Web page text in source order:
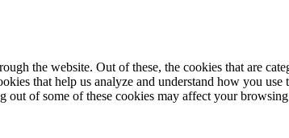
the website. Out of these, the cookies that are
that help us analyze and understand how you
of some of these cookies may affect your